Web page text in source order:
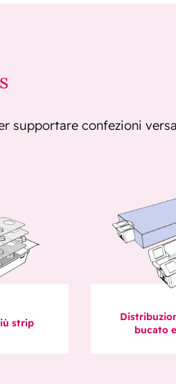
confezioni
strip
bucato